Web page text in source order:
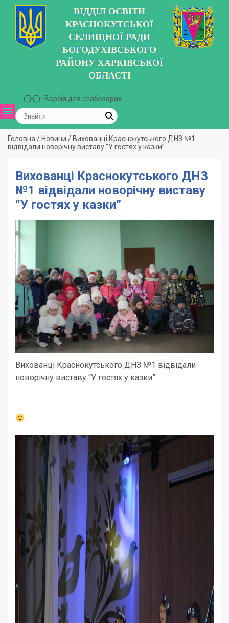
ВІДДІЛ ОСВІТИ
КРАСНОКУТСЬКОЇ
СЕЛИЩНОЇ РАДИ
БОГОДУХІВСЬКОГО
РАЙОНУ ХАРКІВСЬКОЇ
ОБЛАСТІ
Версія для слабозорих
Головна / Новини / Вихованці Краснокутського ДНЗ №1
відвідали новорічну виставу “У гостях у казки”
Вихованці Краснокутського ДНЗ
№1 відвідали новорічну виставу
“У гостях у казки”
Вихованці Краснокутського ДНЗ №1 відвідали
новорічну виставу “У гостях у казки”